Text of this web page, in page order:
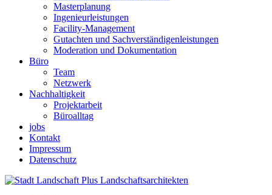
Masterplanung
Ingenieurleistungen
Facility-Management
Gutachten und Sachverständigenleistungen
Moderation und Dokumentation
Büro
Team
Netzwerk
Nachhaltigkeit
Projektarbeit
Büroalltag
jobs
Kontakt
Impressum
Datenschutz